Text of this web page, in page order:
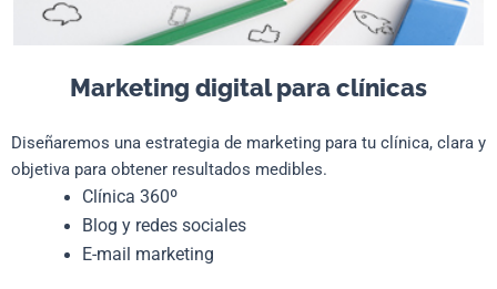
Marketing digital para clínicas
Diseñaremos una estrategia de marketing para tu clínica, clara y
objetiva para obtener resultados medibles.
Clínica 360º
Blog y redes sociales
E-mail marketing